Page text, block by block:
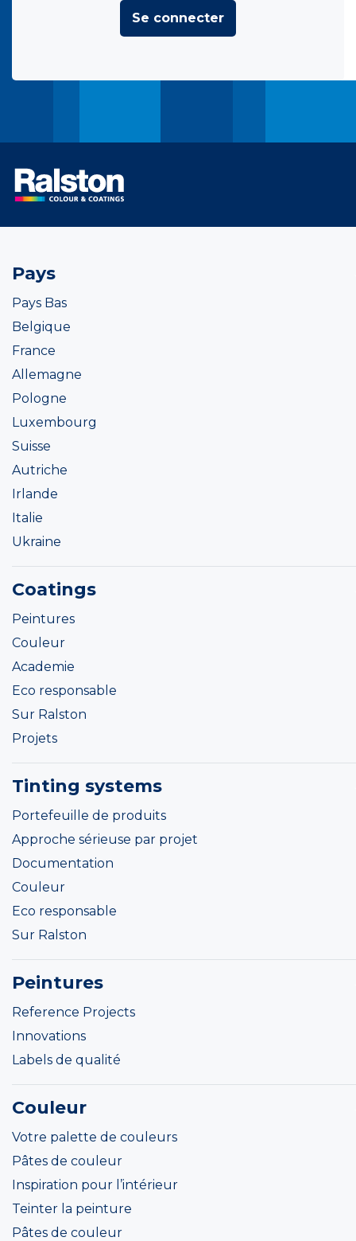
Se connecter
Pays
Pays Bas
Belgique
France
Allemagne
Pologne
Luxembourg
Suisse
Autriche
Irlande
Italie
Ukraine
Coatings
Peintures
Couleur
Academie
Eco responsable
Sur Ralston
Projets
Tinting systems
Portefeuille de produits
Approche sérieuse par projet
Documentation
Couleur
Eco responsable
Sur Ralston
Peintures
Reference Projects
Innovations
Labels de qualité
Couleur
Votre palette de couleurs
Pâtes de couleur
Inspiration pour l’intérieur
Teinter la peinture
Pâtes de couleur